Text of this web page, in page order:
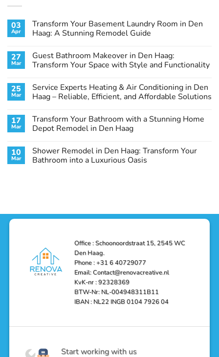
03
Apr
Transform Your Basement Laundry Room in Den
Haag: A Stunning Remodel Guide
on
Transform
Your
Room
in
Den
Stunning
Remodel
Guide
27
Mar
Guest Bathroom Makeover in Den Haag:
Transform Your Space with Style and Functionality
on
Guest
Bathroom
Den
Haag:
Transform
with
Style
and
25
Mar
Service Experts Heating & Air Conditioning in Den
Haag – Reliable, Efficient, and Affordable Solutions
on
Service
Experts
Air
Conditioning
in
Solutions
17
Mar
Transform Your Bathroom with a Stunning Home
Depot Remodel in Den Haag
on
Transform
Your
in
Den
10
Mar
Shower Remodel in Den Haag: Transform Your
Bathroom into a Luxurious Oasis
Haag:
Transform
Luxurious
Oasis
Office : Schoonoordstraat 15, 2545 WC
Den Haag.
Phone : +31 6 40729077
Email: Contact@renovacreative.nl
KvK-nr : 92328369
BTW-Nr: NL-004948311B11
IBAN : NL22 INGB 0104 7926 04
Start working with us